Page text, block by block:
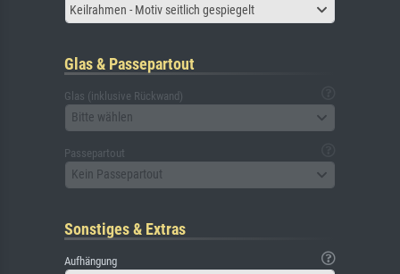
Keilrahmen - Motiv seitlich gespiegelt
Glas & Passepartout
Glas (inklusive Rückwand)
Bitte wählen
Passepartout
Kein Passepartout
Sonstiges & Extras
Aufhängung